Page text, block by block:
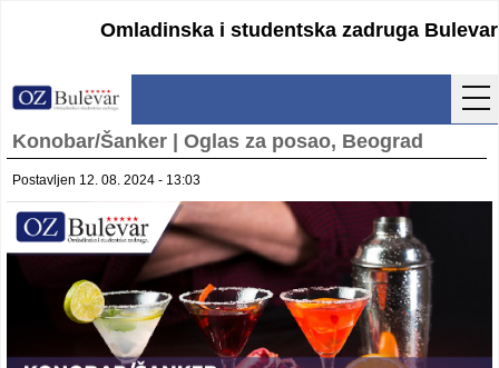
Omladinska i studentska zadruga Bulevar
Početna
Uputstva
Cenovnik
Kontakt
Konobar/Šanker | Oglas za posao, Beograd
Postavljen 12. 08. 2024 - 13:03